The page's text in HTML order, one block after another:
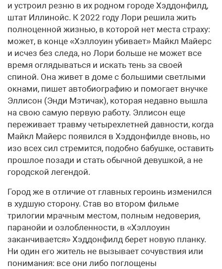
и устроил резню в их родном городе Хэддонфилд,
штат Иллинойс. К 2022 году Лори решила жить
полноценной жизнью, в которой нет места страху:
может, в конце «Хэллоуин убивает» Майкл Майерс
и исчез без следа, но Лори больше не может все
время оглядываться и искать тень за своей
спиной. Она живет в доме с большими светлыми
окнами, пишет автобиографию и помогает внучке
Эллисон (Энди Мэтичак), которая недавно вышла
на свою самую первую работу. Эллисон еще
переживает травму четырехлетней давности, когда
Майкл Майерс появился в Хэддонфилде вновь, но
изо всех сил стремится, подобно бабушке, оставить
прошлое позади и стать обычной девушкой, а не
городской легендой.
Город же в отличие от главных героинь изменился
в худшую сторону. Став во втором фильме
трилогии мрачным местом, полным недоверия,
паранойи и озлобленности, в «Хэллоуин
заканчивается» Хэддонфилд берет новую планку.
Ни один его житель не вызывает сочувствия или
понимания: все они либо поглощены